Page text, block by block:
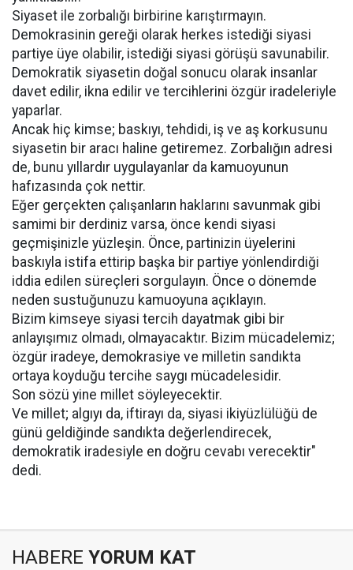
Siyaset ile zorbalığı birbirine karıştırmayın.
Demokrasinin gereği olarak herkes istediği siyasi
partiye üye olabilir, istediği siyasi görüşü savunabilir.
Demokratik siyasetin doğal sonucu olarak insanlar
davet edilir, ikna edilir ve tercihlerini özgür iradeleriyle
yaparlar.
Ancak hiç kimse; baskıyı, tehdidi, iş ve aş korkusunu
siyasetin bir aracı haline getiremez. Zorbalığın adresi
de, bunu yıllardır uygulayanlar da kamuoyunun
hafızasında çok nettir.
Eğer gerçekten çalışanların haklarını savunmak gibi
samimi bir derdiniz varsa, önce kendi siyasi
geçmişinizle yüzleşin. Önce, partinizin üyelerini
baskıyla istifa ettirip başka bir partiye yönlendirdiği
iddia edilen süreçleri sorgulayın. Önce o dönemde
neden sustuğunuzu kamuoyuna açıklayın.
Bizim kimseye siyasi tercih dayatmak gibi bir
anlayışımız olmadı, olmayacaktır. Bizim mücadelemiz;
özgür iradeye, demokrasiye ve milletin sandıkta
ortaya koyduğu tercihe saygı mücadelesidir.
Son sözü yine millet söyleyecektir.
Ve millet; algıyı da, iftirayı da, siyasi ikiyüzlülüğü de
günü geldiğinde sandıkta değerlendirecek,
demokratik iradesiyle en doğru cevabı verecektir"
dedi.
HABERE YORUM KAT